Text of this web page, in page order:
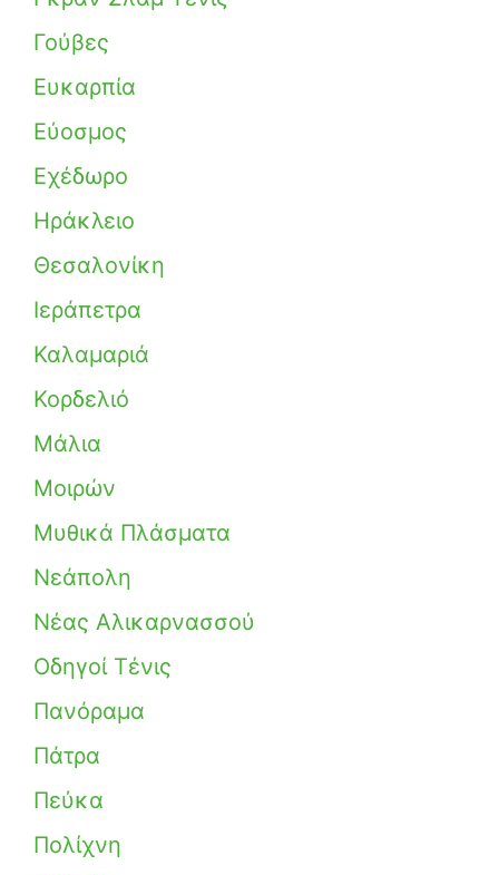
Γούβες
Ευκαρπία
Εύοσμος
Εχέδωρο
Ηράκλειο
Θεσαλονίκη
Ιεράπετρα
Καλαμαριά
Κορδελιό
Μάλια
Μοιρών
Μυθικά Πλάσματα
Νεάπολη
Νέας Αλικαρνασσού
Οδηγοί Τένις
Πανόραμα
Πάτρα
Πεύκα
Πολίχνη